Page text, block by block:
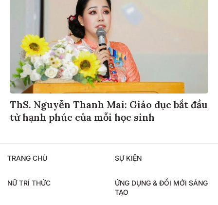
ThS. Nguyễn Thanh Mai: Giáo dục bắt đầu
từ hạnh phúc của mỗi học sinh
TRANG CHỦ SỰ KIỆN
NỮ TRÍ THỨC
ỨNG DỤNG & ĐỔI MỚI SÁNG
TẠO